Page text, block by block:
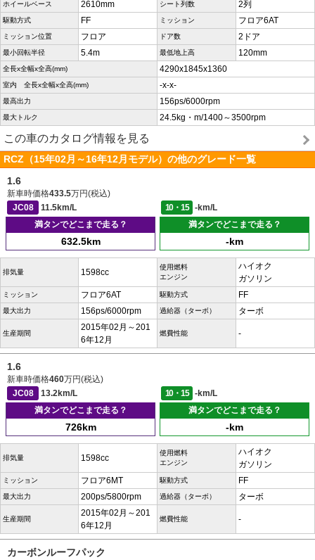
ホイールベース 2610mm シート列数 2列
駆動方式 FF ミッション フロア6AT
ミッション位置 フロア ドア数 2ドア
最小回転半径 5.4m 最低地上高 120mm
全長x全幅x全高(mm) 4290x1845x1360
室内 全長x全幅x全高(mm) -x-x-
最高出力 156ps/6000rpm
最大トルク 24.5kg・m/1400～3500rpm
この車のカタログ情報を見る
RCZ（15年02月～16年12月モデル）の他のグレード一覧
1.6
新車時価格433.5万円(税込)
JC08
11.5km/L 10・15
-km/L
満タンでどこまで走る？
632.5km
満タンでどこまで走る？
-km
排気量 1598cc
使用燃料
エンジン
ハイオク
ガソリン
ミッション フロア6AT 駆動方式 FF
最大出力 156ps/6000rpm 過給器（ターボ） ターボ
生産期間
2015年02月～201
6年12月
燃費性能 -
1.6
新車時価格460万円(税込)
JC08
13.2km/L 10・15
-km/L
満タンでどこまで走る？
726km
満タンでどこまで走る？
-km
排気量 1598cc
使用燃料
エンジン
ハイオク
ガソリン
ミッション フロア6MT 駆動方式 FF
最大出力 200ps/5800rpm 過給器（ターボ） ターボ
生産期間
2015年02月～201
6年12月
燃費性能 -
カーボンルーフパック